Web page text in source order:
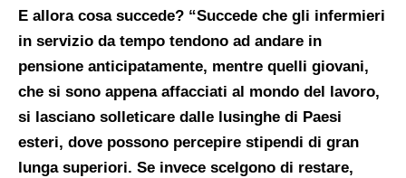
E allora cosa succede? “Succede che gli infermieri
in servizio da tempo tendono ad andare in
pensione anticipatamente, mentre quelli giovani,
che si sono appena affacciati al mondo del lavoro,
si lasciano solleticare dalle lusinghe di Paesi
esteri, dove possono percepire stipendi di gran
lunga superiori. Se invece scelgono di restare,